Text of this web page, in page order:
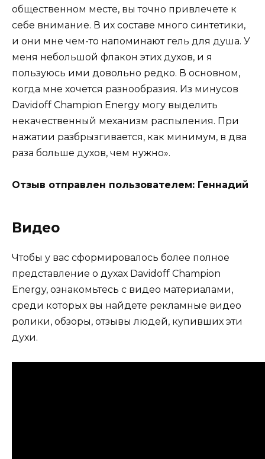
общественном месте, вы точно привлечете к
себе внимание. В их составе много синтетики,
и они мне чем-то напоминают гель для душа. У
меня небольшой флакон этих духов, и я
пользуюсь ими довольно редко. В основном,
когда мне хочется разнообразия. Из минусов
Davidoff Champion Energy могу выделить
некачественный механизм распыления. При
нажатии разбрызгивается, как минимум, в два
раза больше духов, чем нужно».
Отзыв отправлен пользователем: Геннадий
Видео
Чтобы у вас сформировалось более полное
представление о духах Davidoff Champion
Energy, ознакомьтесь с видео материалами,
среди которых вы найдете рекламные видео
ролики, обзоры, отзывы людей, купивших эти
духи.